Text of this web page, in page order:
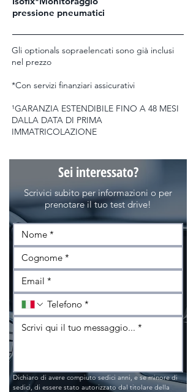
pressione pneumatici
Gli optionals sopraelencati sono già inclusi
nel prezzo
*Con servizi finanziari assicurativi
¹GARANZIA ESTENDIBILE FINO A 48 MESI
DALLA DATA DI PRIMA
IMMATRICOLAZIONE
Sei interessato?
Scrivici subito per informazioni o per
prenotare il tuo test drive!
Dichiaro di avere compiuto sedici anni, e se minore di
sedici, di essere stato autorizzato dal titolare della